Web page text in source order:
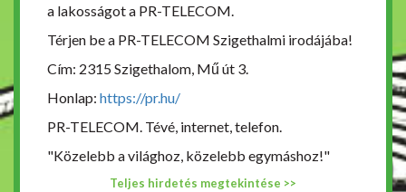
a lakosságot a PR-TELECOM.
Térjen be a PR-TELECOM Szigethalmi irodájába!
Cím: 2315 Szigethalom, Mű út 3.
Honlap: https://pr.hu/
PR-TELECOM. Tévé, internet, telefon.
"Közelebb a világhoz, közelebb egymáshoz!"
Teljes hirdetés megtekintése >>